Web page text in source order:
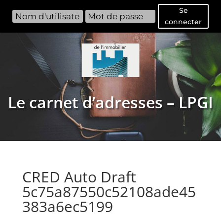
Se
connecter
Le carnet d’adresses – LPGI
CRED Auto Draft
5c75a87550c52108ade45
383a6ec5199